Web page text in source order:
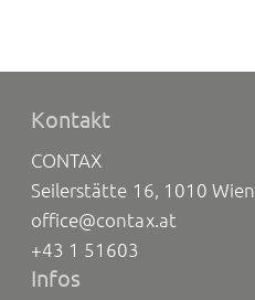
Kontakt
CONTAX
Seilerstätte 16, 1010 Wien
office@contax.at
+43 1 51603
Infos